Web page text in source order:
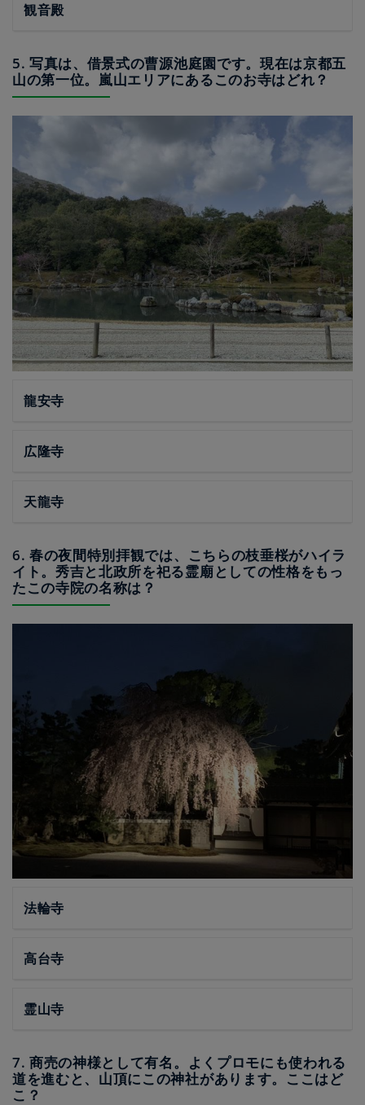
観音殿
5. 写真は、借景式の曹源池庭園です。現在は京都五
山の第一位。嵐山エリアにあるこのお寺はどれ？
龍安寺
広隆寺
天龍寺
6. 春の夜間特別拝観では、こちらの枝垂桜がハイラ
イト。秀吉と北政所を祀る霊廟としての性格をもっ
たこの寺院の名称は？
法輪寺
高台寺
霊山寺
7. 商売の神様として有名。よくプロモにも使われる
道を進むと、山頂にこの神社があります。ここはど
こ？